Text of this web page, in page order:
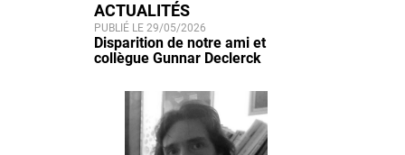
ACTUALITÉS
PUBLIÉ LE 29/05/2026
Disparition de notre ami et
collègue Gunnar Declerck